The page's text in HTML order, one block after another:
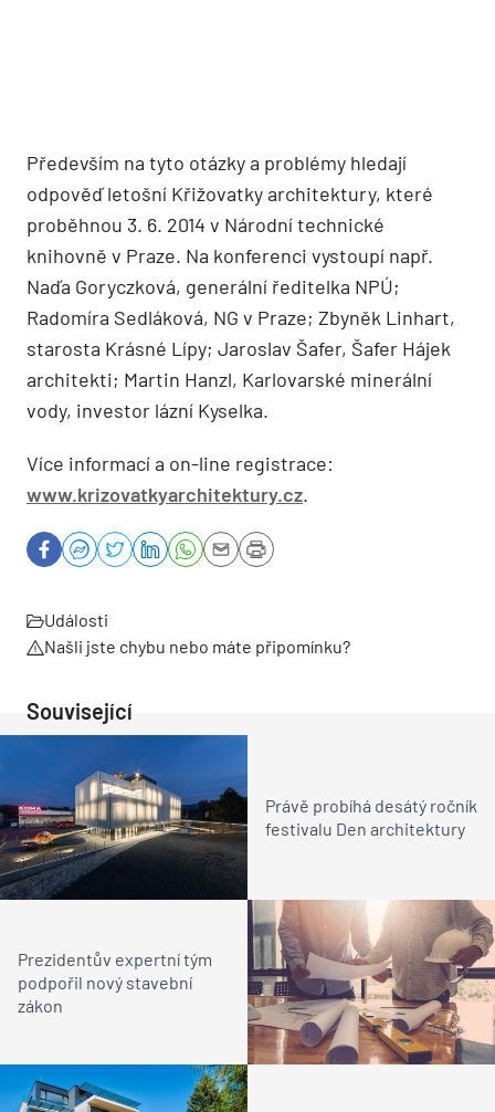
Především na tyto otázky a problémy hledají
odpověď letošní Křižovatky architektury, které
proběhnou 3. 6. 2014 v Národní technické
knihovně v Praze. Na konferenci vystoupí např.
Naďa Goryczková, generální ředitelka NPÚ;
Radomíra Sedláková, NG v Praze; Zbyněk Linhart,
starosta Krásné Lípy; Jaroslav Šafer, Šafer Hájek
architekti; Martin Hanzl, Karlovarské minerální
vody, investor lázní Kyselka.
Více informací a on-line registrace:
www.krizovatkyarchitektury.cz.
Události
Našli jste chybu nebo máte připomínku?
Související
Právě probíhá desátý ročník
festivalu Den architektury
Prezidentův expertní tým
podpořil nový stavební
zákon